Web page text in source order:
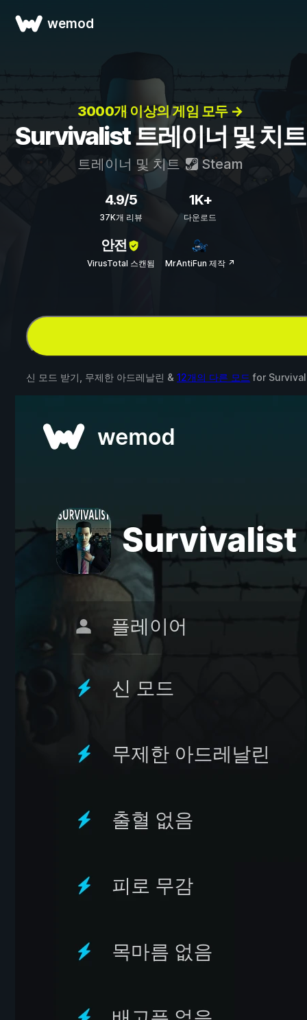
wemod
3000개 이상의 게임 모두 →
Survivalist 트레이너 및 치트
트레이너 및 치트 Steam
4.9/5
37K개 리뷰
1K+
다운로드
안전
VirusTotal 스캔됨 MrAntiFun 제작 ↗
신 모드 받기, 무제한 아드레날린 & 12개의 다른 모드 for